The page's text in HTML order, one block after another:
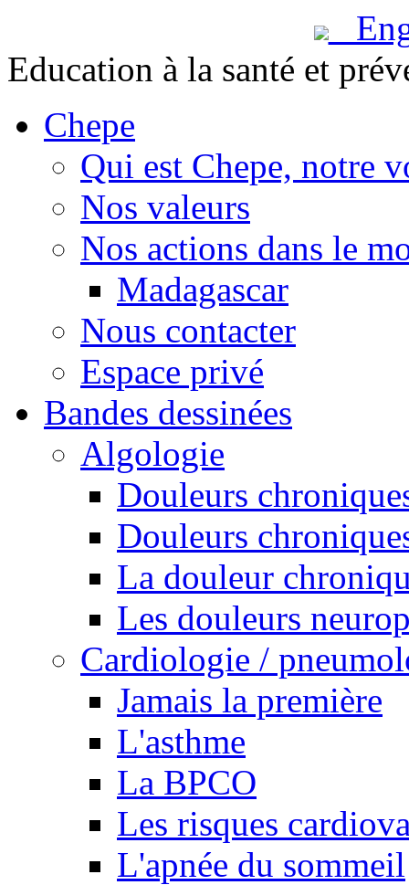
Education à la santé et
Chepe
Qui est Chepe, notre
Nos valeurs
Nos actions dans le
Madagascar
Nous contacter
Espace privé
Bandes dessinées
Algologie
Douleurs
Douleurs
La douleur
Les douleurs
Cardiologie /
Jamais la première
L'asthme
La BPCO
Les risques
L'apnée du sommeil